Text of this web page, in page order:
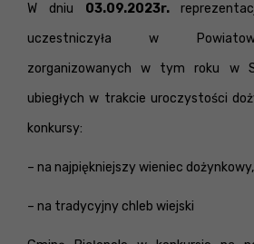
W dniu 03.09.2023r.
uczestniczyła w
zorganizowanych w tym roku w
ubiegłych w trakcie uroczystości
konkursy:
– na najpiękniejszy wieniec dożynkowy,
– na tradycyjny chleb wiejski